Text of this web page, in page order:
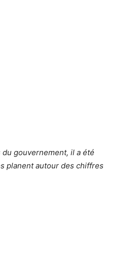
gouvernement, il a été
planent autour des chiffres